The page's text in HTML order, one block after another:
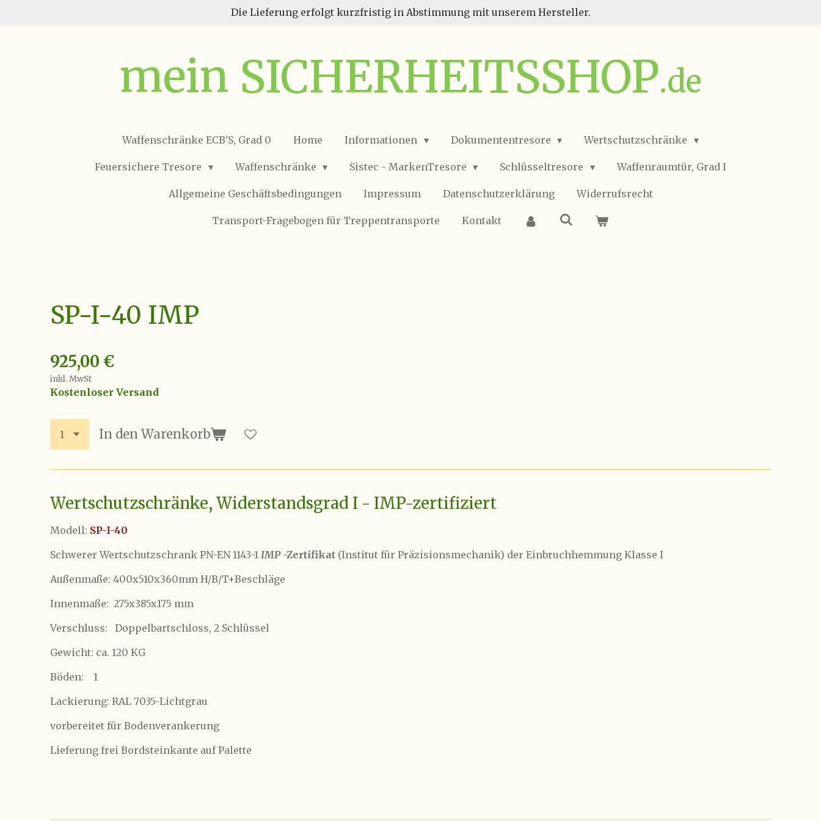
Die Lieferung erfolgt kurzfristig in Abstimmung mit unserem Hersteller.
mein SICHERHEITSSHOP.de
Waffenschränke ECB'S, Grad 0 Home Informationen Dokumententresore Wertschutzschränke
Feuersichere Tresore Waffenschränke Sistec - MarkenTresore Schlüsseltresore Waffenraumtür, Grad I
Allgemeine Geschäftsbedingungen Impressum Datenschutzerklärung Widerrufsrecht
Transport-Fragebogen für Treppentransporte Kontakt
SP-I-40 IMP
925,00 €
inkl. MwSt
Kostenloser Versand
In den Warenkorb
Wertschutzschränke, Widerstandsgrad I - IMP-zertifiziert
Modell: SP-I-40
Schwerer Wertschutzschrank PN-EN 1143-1 IMP -Zertifikat (Institut für Präzisionsmechanik) der Einbruchhemmung Klasse I
Außenmaße: 400x510x360mm H/B/T+Beschläge
Innenmaße: 275x385x175 mm
Verschluss: Doppelbartschloss, 2 Schlüssel
Gewicht: ca. 120 KG
Böden: 1
Lackierung: RAL 7035-Lichtgrau
vorbereitet für Bodenverankerung
Lieferung frei Bordsteinkante auf Palette